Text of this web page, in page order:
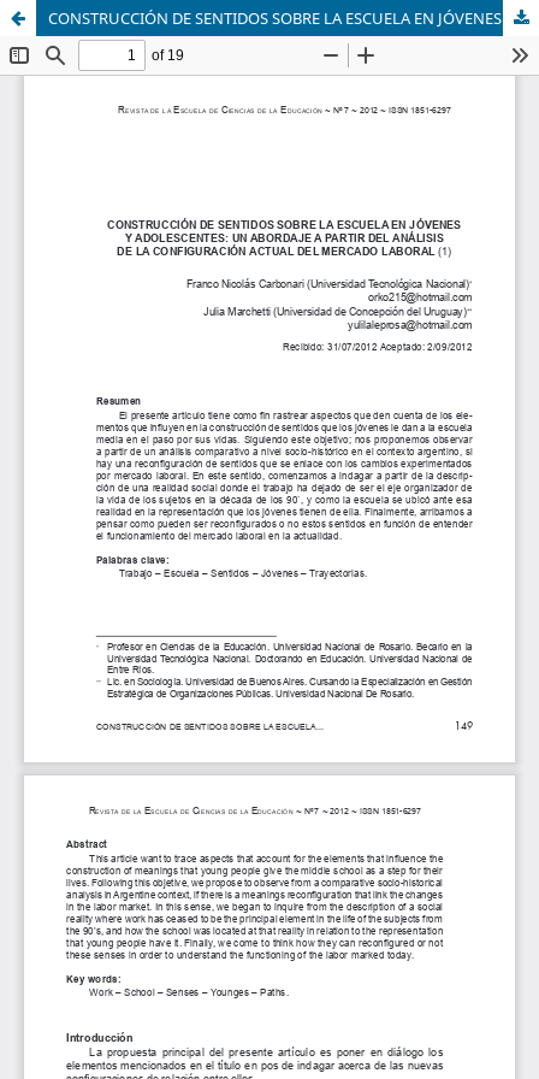
CONSTRUCCIÓN DE SENTIDOS SOBRE LA ESCUELA EN JÓVENES Y ADOLESCENTES: UN ABORDAJE A PARTIR DEL ANÁLISIS DE LA CONFIGURACIÓN ACTUAL DEL MERCADO LABORAL